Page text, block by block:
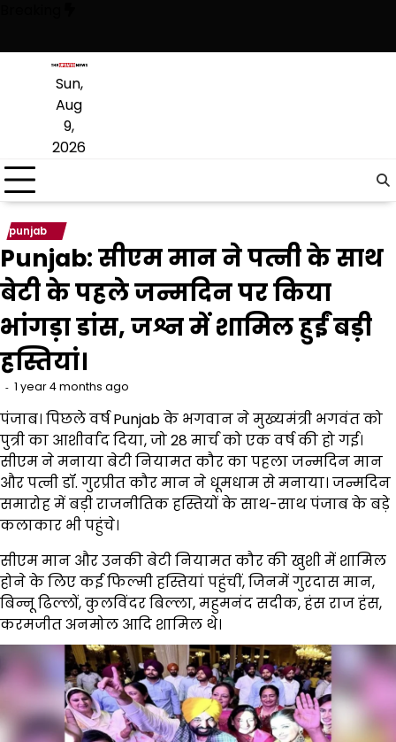
content
Sun,
Aug
9,
2026
punjab
Punjab: सीएम मान ने पत्नी के साथ
बेटी के पहले जन्मदिन पर किया
भांगड़ा डांस, जश्न में शामिल हुईं बड़ी
हस्तियां।
1 year 4 months ago
पंजाब। पिछले वर्ष Punjab के भगवान ने मुख्यमंत्री भगवंत को
पुत्री का आशीर्वाद दिया, जो 28 मार्च को एक वर्ष की हो गई।
सीएम ने मनाया बेटी नियामत कौर का पहला जन्मदिन मान
और पत्नी डॉ. गुरप्रीत कौर मान ने धूमधाम से मनाया। जन्मदिन
समारोह में बड़ी राजनीतिक हस्तियों के साथ-साथ पंजाब के बड़े
कलाकार भी पहुंचे।
सीएम मान और उनकी बेटी नियामत कौर की खुशी में शामिल
होने के लिए कई फिल्मी हस्तियां पहुंचीं, जिनमें गुरदास मान,
बिन्नू ढिल्लों, कुलविंदर बिल्ला, महुमनंद सदीक, हंस राज हंस,
करमजीत अनमोल आदि शामिल थे।